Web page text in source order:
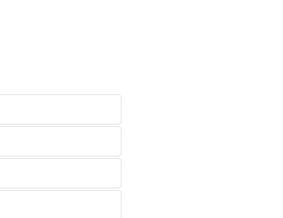
ーンのみの注文
変化する風合い
いた袋など）に入